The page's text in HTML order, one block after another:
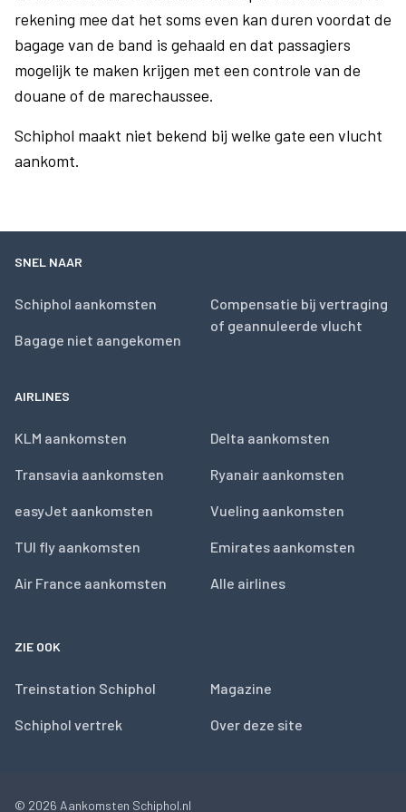
rekening mee dat het soms even kan duren voordat de
bagage van de band is gehaald en dat passagiers
mogelijk te maken krijgen met een controle van de
douane of de marechaussee.
Schiphol maakt niet bekend bij welke gate een vlucht
aankomt.
SNEL NAAR
Schiphol aankomsten
Bagage niet aangekomen
Compensatie bij vertraging
of geannuleerde vlucht
AIRLINES
KLM aankomsten
Transavia aankomsten
easyJet aankomsten
TUI fly aankomsten
Air France aankomsten
Delta aankomsten
Ryanair aankomsten
Vueling aankomsten
Emirates aankomsten
Alle airlines
ZIE OOK
Treinstation Schiphol
Schiphol vertrek
Magazine
Over deze site
© 2026 Aankomsten Schiphol.nl